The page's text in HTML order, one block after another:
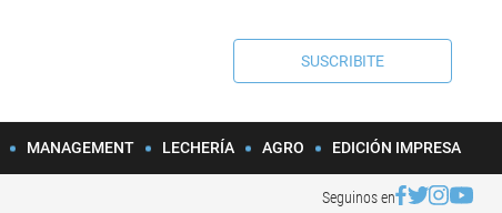
SUSCRIBITE
MANAGEMENT LECHERÍA AGRO EDICIÓN IMPRESA
Seguinos en